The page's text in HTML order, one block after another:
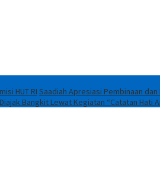
HUT RI Saadiah Apresiasi Pembinaan
Bangkit Lewat Kegiatan “Catatan Hati